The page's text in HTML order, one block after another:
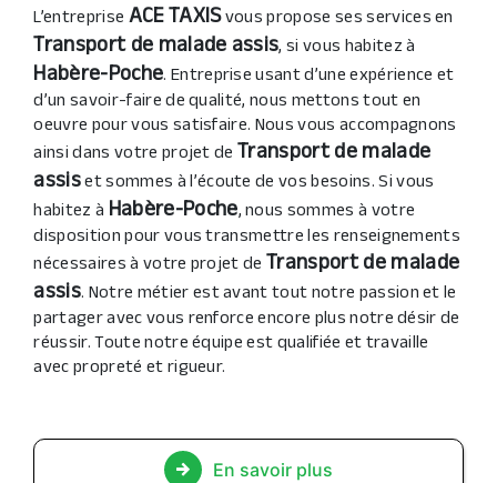
L’entrepriseACE TAXISvous propose ses services en
Transport de malade assis, si vous habitez à
Habère-Poche. Entreprise usant d’une expérience et
d’un savoir-faire de qualité, nous mettons tout en
oeuvre pour vous satisfaire. Nous vous accompagnons
ainsi dans votre projet deTransport de malade
assiset sommes à l’écoute de vos besoins. Si vous
habitez à Habère-Poche, nous sommes à votre
disposition pour vous transmettre les renseignements
nécessaires à votre projet deTransport de malade
assis. Notre métier est avant tout notre passion et le
partager avec vous renforce encore plus notre désir de
réussir. Toute notre équipe est qualifiée et travaille
avec propreté et rigueur.
En savoir plus